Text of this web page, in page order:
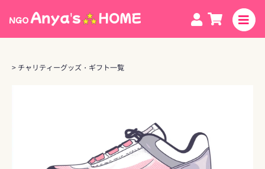
content
> チャリティーグッズ・ギフト一覧